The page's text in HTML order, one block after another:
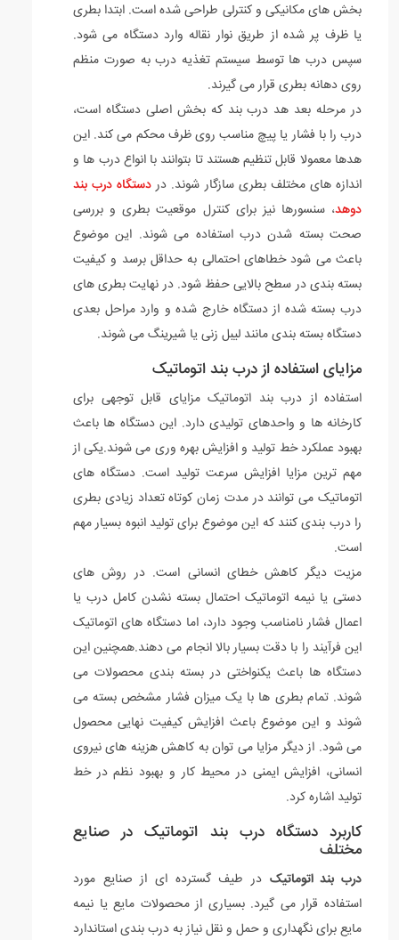
بخش های مکانیکی و کنترلی طراحی شده است. ابتدا بطری
یا ظرف پر شده از طریق نوار نقاله وارد دستگاه می شود.
سپس درب ها توسط سیستم تغذیه درب به صورت منظم
روی دهانه بطری قرار می گیرند.
در مرحله بعد هد درب بند که بخش اصلی دستگاه است،
درب را با فشار یا پیچ مناسب روی ظرف محکم می کند. این
هدها معمولا قابل تنظیم هستند تا بتوانند با انواع درب ها و
اندازه های مختلف بطری سازگار شوند. در دستگاه درب بند
دوهد، سنسورها نیز برای کنترل موقعیت بطری و بررسی
صحت بسته شدن درب استفاده می شوند. این موضوع
باعث می شود خطاهای احتمالی به حداقل برسد و کیفیت
بسته بندی در سطح بالایی حفظ شود. در نهایت بطری های
درب بسته شده از دستگاه خارج شده و وارد مراحل بعدی
دستگاه بسته بندی مانند لیبل زنی یا شیرینگ می شوند.
مزایای استفاده از درب بند اتوماتیک
استفاده از درب بند اتوماتیک مزایای قابل توجهی برای
کارخانه ها و واحدهای تولیدی دارد. این دستگاه ها باعث
بهبود عملکرد خط تولید و افزایش بهره وری می شوند.یکی از
مهم ترین مزایا افزایش سرعت تولید است. دستگاه های
اتوماتیک می توانند در مدت زمان کوتاه تعداد زیادی بطری
را درب بندی کنند که این موضوع برای تولید انبوه بسیار مهم
است.
مزیت دیگر کاهش خطای انسانی است. در روش های
دستی یا نیمه اتوماتیک احتمال بسته نشدن کامل درب یا
اعمال فشار نامناسب وجود دارد، اما دستگاه های اتوماتیک
این فرآیند را با دقت بسیار بالا انجام می دهند.همچنین این
دستگاه ها باعث یکنواختی در بسته بندی محصولات می
شوند. تمام بطری ها با یک میزان فشار مشخص بسته می
شوند و این موضوع باعث افزایش کیفیت نهایی محصول
می شود. از دیگر مزایا می توان به کاهش هزینه های نیروی
انسانی، افزایش ایمنی در محیط کار و بهبود نظم در خط
تولید اشاره کرد.
کاربرد دستگاه درب بند اتوماتیک در صنایع
مختلف
درب بند اتوماتیکدر طیف گسترده ای از صنایع مورد
استفاده قرار می گیرد. بسیاری از محصولات مایع یا نیمه
مایع برای نگهداری و حمل و نقل نیاز به درب بندی استاندارد